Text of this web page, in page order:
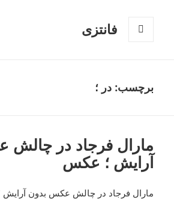
فانتزی
برچسب: در ؛
مارال فرجاد در
آرایش ؛ عکس
مارال فرجاد در چالش عکس بدون